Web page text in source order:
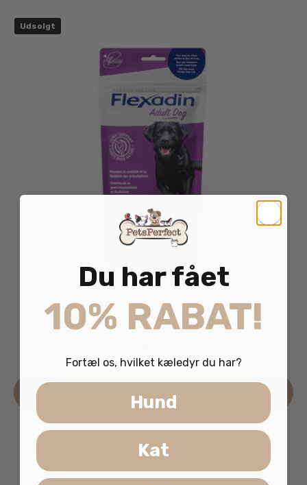
Udsolgt
Flexadin Adult Softbites 70stk.
Læs mere
Du har fået
10% RABAT!
Fortæl os, hvilket kæledyr du har?
Hund
Kat